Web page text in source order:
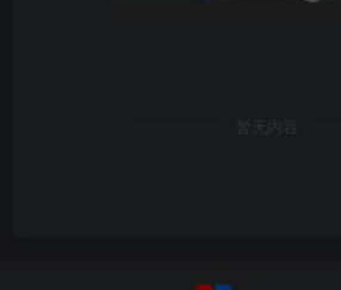
暂无内容